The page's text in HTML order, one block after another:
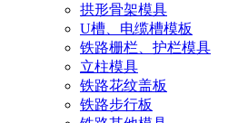
拱形骨架模具
U槽、电缆槽模板
铁路栅栏、护栏模具
立柱模具
铁路花纹盖板
铁路步行板